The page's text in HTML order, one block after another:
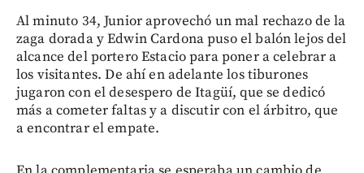
Al minuto 34, Junior aprovechó un mal rechazo de la
zaga dorada y Edwin Cardona puso el balón lejos del
alcance del portero Estacio para poner a celebrar a
los visitantes. De ahí en adelante los tiburones
jugaron con el desespero de Itagüí, que se dedicó
más a cometer faltas y a discutir con el árbitro, que
a encontrar el empate.